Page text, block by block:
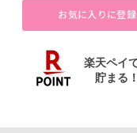
お気に入りに登録